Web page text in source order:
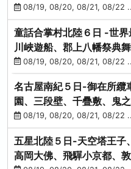
松葉蟹、金箔冰淇淋
08/19, 08/20, 08/21, 08/22
童話合掌村北陸６日 -世
川峽遊船、郡上八幡祭典
松葉蟹、金箔冰淇淋
08/19, 08/20, 08/21, 08/22
名古屋南紀５日-御在所纜
園、三段壁、千疊敷、鬼
勢龍蝦溫泉
08/19, 08/20, 08/21, 08/22
五星北陸５日-天空塔王子
高岡大佛、飛驒小京都、